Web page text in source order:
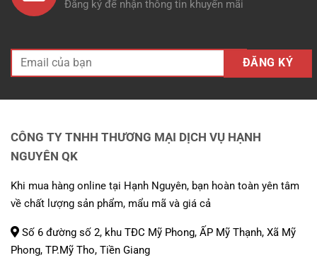
Đăng ký để nhận thông tin khuyến mãi
CÔNG TY TNHH THƯƠNG MẠI DỊCH VỤ HẠNH
NGUYÊN QK
Khi mua hàng online tại Hạnh Nguyên, bạn hoàn toàn yên tâm
về chất lượng sản phẩm, mẩu mã và giá cả
Số 6 đường số 2, khu TĐC Mỹ Phong, ẤP Mỹ Thạnh, Xã Mỹ
Phong, TP.Mỹ Tho, Tiền Giang